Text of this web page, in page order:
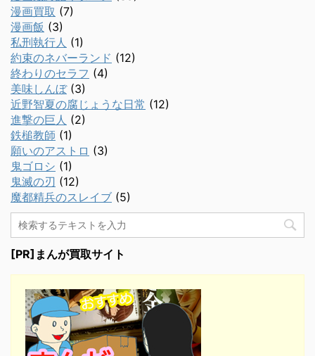
漫画買取 (7)
漫画飯 (3)
私刑執行人 (1)
約束のネバーランド (12)
終わりのセラフ (4)
美味しんぼ(3)
近野智夏の腐じょうな日常 (12)
進撃の巨人 (2)
鉄槌教師 (1)
願いのアストロ (3)
鬼ゴロシ (1)
鬼滅の刃 (12)
魔都精兵のスレイブ (5)
[PR]まんが買取サイト